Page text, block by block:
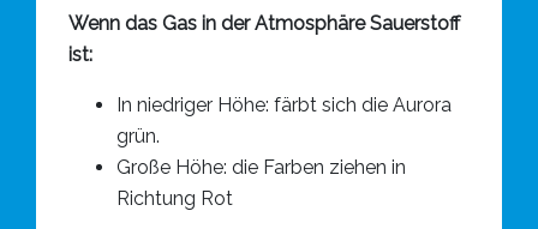
Wenn das Gas in der Atmosphäre Sauerstoff
ist:
In niedriger Höhe: färbt sich die Aurora
grün.
Große Höhe: die Farben ziehen in
Richtung Rot